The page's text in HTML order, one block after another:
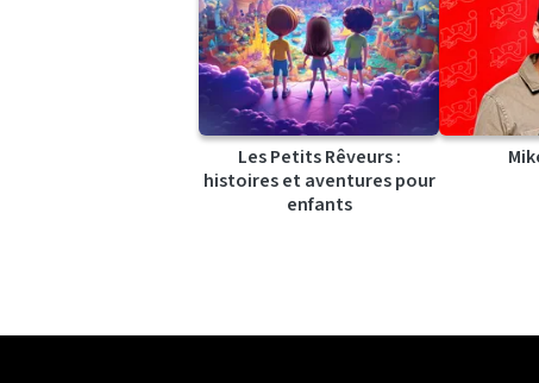
Les Petits Rêveurs :
histoires et aventures pour
enfants